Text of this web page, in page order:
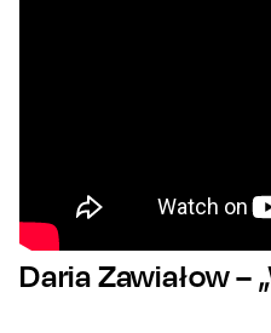
Daria Zawiałow –